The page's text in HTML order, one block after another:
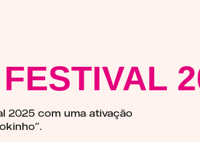
2025 com uma ativação